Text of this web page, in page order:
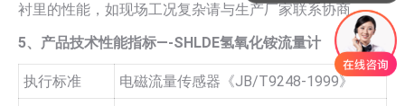
衬里的性能，如现场工况复杂请与生产厂家联系协商。
5、产品技术性能指标—-SHLDE氢氧化铵流量计
执行标准
电磁流量传感器《JB/T9248-1999》